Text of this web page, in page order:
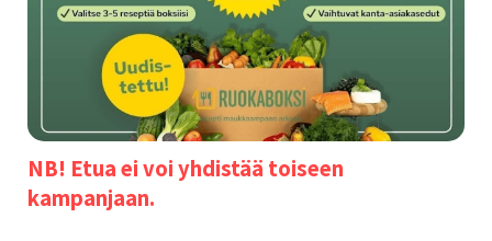
NB! Etua ei voi yhdistää toiseen
kampanjaan.